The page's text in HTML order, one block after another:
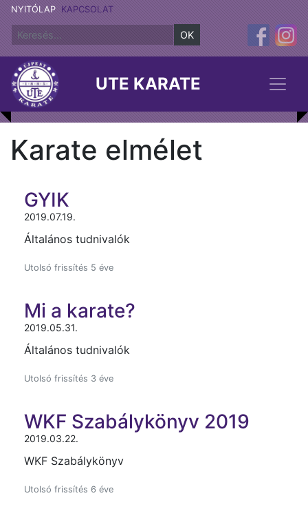
NYITÓLAP KAPCSOLAT
OK
UTE KARATE
Karate elmélet
GYIK
2019.07.19.
Általános tudnivalók
Utolsó frissítés 5 éve
Mi a karate?
2019.05.31.
Általános tudnivalók
Utolsó frissítés 3 éve
WKF Szabálykönyv 2019
2019.03.22.
WKF Szabálykönyv
Utolsó frissítés 6 éve